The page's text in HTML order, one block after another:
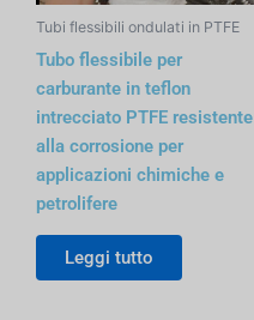
Tubi flessibili ondulati in PTFE
Tubo flessibile per
carburante in teflon
intrecciato PTFE resistente
alla corrosione per
applicazioni chimiche e
petrolifere
Leggi tutto